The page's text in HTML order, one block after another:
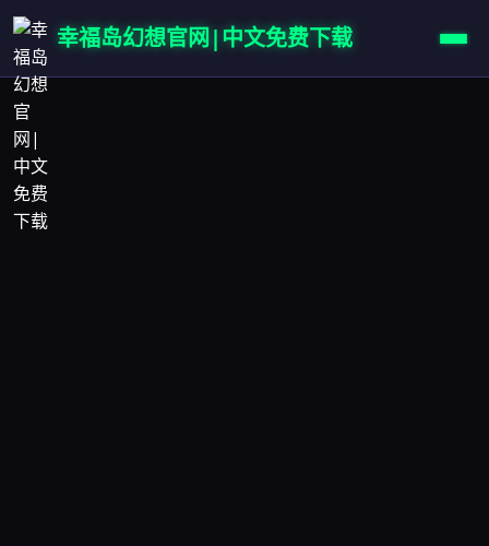
幸福岛幻想官网|中文免费下载